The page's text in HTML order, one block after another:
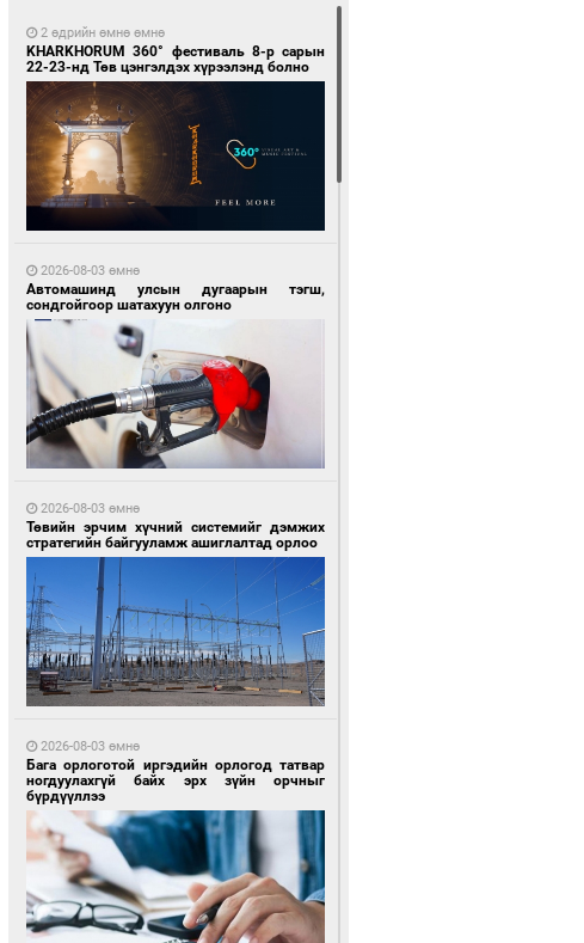
20 цагийн өмнө өмнө
С.Бямбацогт Зүүн Азийн эрэгтэйчүүдийн
тамирчдад амжилт хүслээ
21 цагийн өмнө өмнө
Согтуугаар тээврийн хэрэгсэл жолоодсон
95 зөрчил бүртгэгдлээ
21 цагийн өмнө өмнө
Автобензин, дизель түлшний онцгой албан
татварыг тэглэлээ
21 цагийн өмнө өмнө
Санхүүгийн хэмнэлтийн горимд эрүүл
2 өдрийн өмнө өмнө
KHARKHORUM 360° фестиваль 8-р сарын
22-23-нд Төв цэнгэлдэх хүрээлэнд болно
2026-08-03 өмнө
Автомашинд улсын дугаарын тэгш,
сондгойгоор шатахуун олгоно
2026-08-03 өмнө
Төвийн эрчим хүчний системийг дэмжих
стратегийн байгууламж ашиглалтад орлоо
2026-08-03 өмнө
Бага орлоготой иргэдийн орлогод татвар
ногдуулахгүй байх эрх зүйн орчныг
бүрдүүллээ